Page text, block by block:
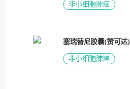
非小细胞肺癌
塞瑞替尼胶囊(赞可达)
非小细胞肺癌